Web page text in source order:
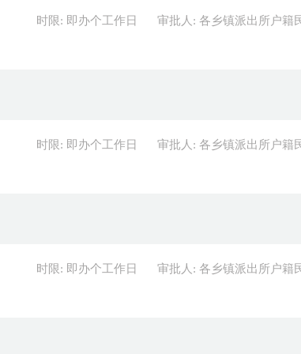
时限: 即办个工作日 审批人: 各乡镇派出所户籍
时限: 即办个工作日 审批人: 各乡镇派出所户籍
时限: 即办个工作日 审批人: 各乡镇派出所户籍